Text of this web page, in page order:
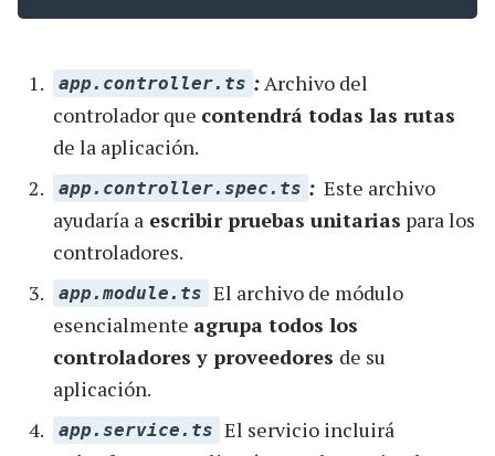
app.controller.ts : Archivo del
controlador que contendrá todas las rutas
de la aplicación.
app.controller.spec.ts : Este archivo
ayudaría a escribir pruebas unitarias para los
controladores.
app.module.ts El archivo de módulo
esencialmente agrupa todos los
controladores y proveedores de su
aplicación.
app.service.ts El servicio incluirá